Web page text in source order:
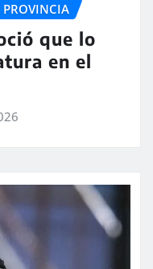
PROVINCIA
que lo
en el